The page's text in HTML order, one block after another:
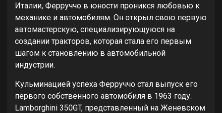
Италии, Ферруччо в юности проникся любовью к
механике и автомобилям. Он открыл свою первую
автомастерскую, специализирующуюся на
создании тракторов, которая стала его первым
шагом к становлению в автомобильной
индустрии.
Кульминацией успеха Ферруччо стал выпуск его
первого собственного автомобиля в 1963 году.
Lamborghini 350GT, представленный на Женевском